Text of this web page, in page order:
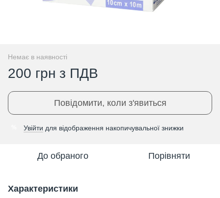
Немає в наявності
200 грн з ПДВ
Повідомити, коли з'явиться
Увійти для відображення накопичувальної знижки
До обраного Порівняти
Характеристики